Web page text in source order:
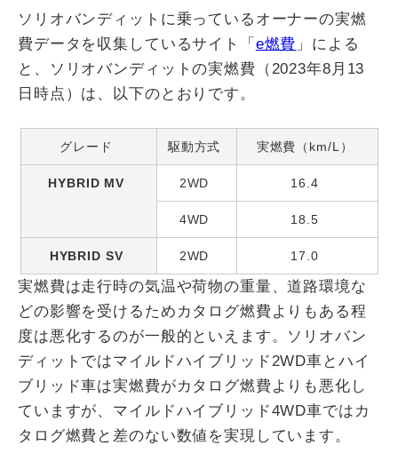
ソリオバンディットに乗っているオーナーの実燃
費データを収集しているサイト「​​ e燃費 」による
と、ソリオバンディットの実燃費（2023年8月13
日時点）は、以下のとおりです。
グレード 駆動方式 実燃費（km/L）
HYBRID MV 2WD 16.4
4WD 18.5
HYBRID SV 2WD 17.0
実燃費は走行時の気温や荷物の重量、道路環境な
どの影響を受けるためカタログ燃費よりもある程
度は悪化するのが一般的といえます。ソリオバン
ディットではマイルドハイブリッド2WD車とハイ
ブリッド車は実燃費がカタログ燃費よりも悪化し
ていますが、マイルドハイブリッド4WD車ではカ
タログ燃費と差のない数値を実現しています。